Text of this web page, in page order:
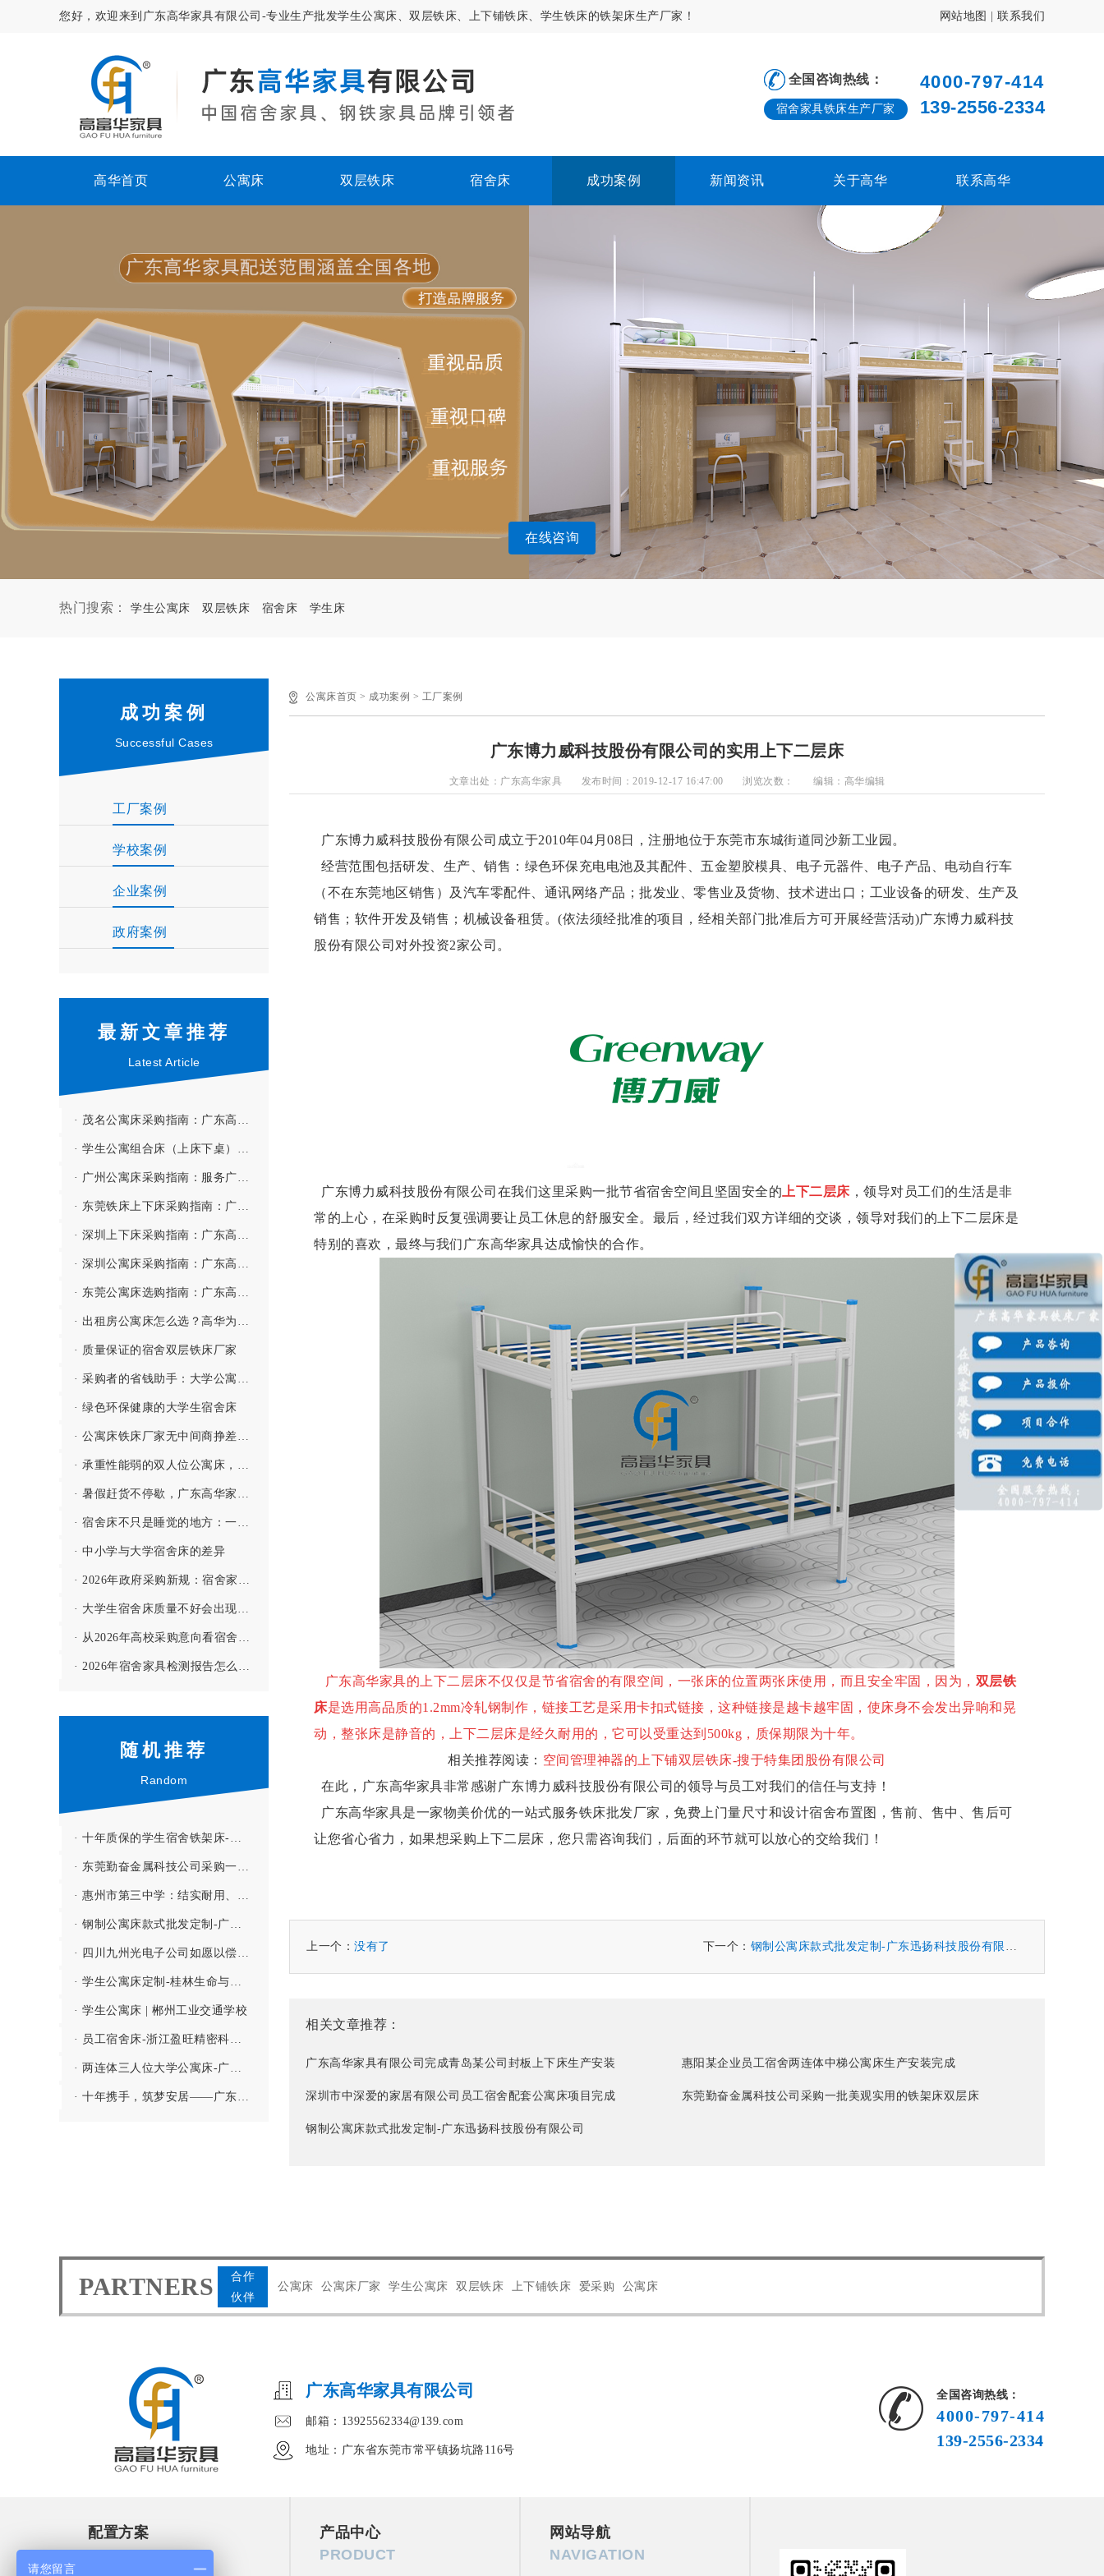
您好，欢迎来到广东高华家具有限公司-专业生产批发学生公寓床、双层铁床、上下铺铁床、学生铁床的铁架床生产厂家！ 网站地图 联系我们
全国咨询热线：
宿舍家具铁床生产厂家
4000-797-414
139-2556-2334
高华首页 公寓床 双层铁床 宿舍床 成功案例 新闻资讯 关于高华 联系高华
在线咨询
热门搜索： 学生公寓床 双层铁床 宿舍床 学生床
成功案例
Successful Cases
工厂案例
学校案例
企业案例
政府案例
最新文章推荐
Latest Article
· 茂名公寓床采购指南：广东高华家具有限公司——深茂联动、高效服务粤西市场的公寓床源头厂家
· 学生公寓组合床（上床下桌）都有哪些配置？
· 广州公寓床采购指南：服务广州市北培高级中学等全寄宿制学校的公寓床源头厂家
· 东莞铁床上下床采购指南：广东高华家具有限公司——立足家具之都、专注高性价比的上下铁床源头厂家
· 深圳上下床采购指南：广东高华家具有限公司——深莞同城、专注垂直空间利用的宿舍上下床源头厂家
· 深圳公寓床采购指南：广东高华家具有限公司——深莞同城、服务鹏城的公寓床源头厂家
· 东莞公寓床选购指南：广东高华家具有限公司——深耕东莞、服务全国的公寓床源头厂家
· 出租房公寓床怎么选？高华为您打造舒适生活体验！
· 质量保证的宿舍双层铁床厂家
· 采购者的省钱助手：大学公寓床批发厂家
· 绿色环保健康的大学生宿舍床
· 公寓床铁床厂家无中间商挣差价，省事更省心
· 承重性能弱的双人位公寓床，哪敢用啊！
· 暑假赶货不停歇，广东高华家具有限公司全力保障学校宿舍家具供应
· 宿舍床不只是睡觉的地方：一间宿舍的舒适度，往往从一张床开始
· 中小学与大学宿舍床的差异
· 2026年政府采购新规：宿舍家具投标要注意哪些门槛？
· 大学生宿舍床质量不好会出现哪些问题？--【高华家具解答】
· 从2026年高校采购意向看宿舍家具的配置趋势
· 2026年宿舍家具检测报告怎么看？3个细节别忽略
随机推荐
Random
· 十年质保的学生宿舍铁架床-福建莆田航海职业技术学校
· 东莞勤奋金属科技公司采购一批美观实用的铁架床双层床
· 惠州市第三中学：结实耐用、安全舒适学生上下铁床
· 钢制公寓床款式批发定制-广东迅扬科技股份有限公司
· 四川九州光电子公司如愿以偿的采购职工都喜欢的东莞公寓床
· 学生公寓床定制-桂林生命与健康职业技术学院
· 学生公寓床 | 郴州工业交通学校
· 员工宿舍床-浙江盈旺精密科技有限公司
· 两连体三人位大学公寓床-广西医科大学玉林校区
· 十年携手，筑梦安居——广东高华家具有限公司助力长盈精密打造数万员工星级宿舍
公寓床首页 > 成功案例 > 工厂案例
广东博力威科技股份有限公司的实用上下二层床
文章出处：广东高华家具 发布时间：2019-12-17 16:47:00 浏览次数： 编辑：高华编辑
广东博力威科技股份有限公司成立于2010年04月08日，注册地位于东莞市东城街道同沙新工业园。
经营范围包括研发、生产、销售：绿色环保充电电池及其配件、五金塑胶模具、电子元器件、电子产品、电动自行车
（不在东莞地区销售）及汽车零配件、通讯网络产品；批发业、零售业及货物、技术进出口；工业设备的研发、生产及
销售；软件开发及销售；机械设备租赁。 (依法须经批准的项目，经相关部门批准后方可开展经营活动)广东博力威科技
股份有限公司对外投资2家公司。
广东博力威科技股份有限公司在我们这里采购一批节省宿舍空间且坚固安全的 上下二层床，领导对员工们的生活是非
常的上心，在采购时反复强调要让员工休息的舒服安全。最后，经过我们双方详细的交谈，领导对我们的上下二层床是
特别的喜欢，最终与我们广东高华家具达成愉快的合作。
广东高华家具的上下二层床不仅仅是节省宿舍的有限空间，一张床的位置两张床使用，而且安全牢固 ， 因为， 双层铁
床是选用高品质的1.2mm冷轧钢制作，链接工艺是采用卡扣式链接，这种链接是越卡越牢固，使床身不会发出异响和晃
动，整张床是静音的，上下二层床是经久耐用的，它可以受重达到500kg，质保期限为十年。
相关推荐阅读： 空间管理神器的上下铺双层铁床-搜于特集团股份有限公司
在此，广东高华家具非常感谢广东博力威科技股份有限公司的领导与员工对我们的信任与支持！
广东高华家具是一家物美价优的一站式服务铁床批发厂家，免费上门量尺寸和设计宿舍布置图，售前、售中、售后可
让您省心省力，如果想采购上下二层床，您只需咨询我们，后面的环节就可以放心的交给我们！
上一个： 没有了 下一个： 钢制公寓床款式批发定制-广东迅扬科技股份有限公司
相关文章推荐：
广东高华家具有限公司完成青岛某公司封板上下床生产安装 惠阳某企业员工宿舍两连体中梯公寓床生产安装完成
深圳市中深爱的家居有限公司员工宿舍配套公寓床项目完成 东莞勤奋金属科技公司采购一批美观实用的铁架床双层床
钢制公寓床款式批发定制-广东迅扬科技股份有限公司
PARTNERS
合作
伙伴
公寓床 公寓床厂家 学生公寓床 双层铁床 上下铺铁床 爱采购 公寓床
广东高华家具有限公司
邮箱：13925562334@139.com
地址：广东省东莞市常平镇扬坑路116号
全国咨询热线：
4000-797-414
139-2556-2334
配置方案
SOLUTION
产品中心
PRODUCT
网站导航
NAVIGATION
请您留言